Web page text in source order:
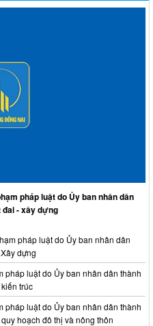
pháp luật do Ủy ban nhân dân
đai - xây dựng
pháp luật do Ủy ban nhân dân
dựng
pháp luật do Ủy ban nhân dân thành
trúc
pháp luật do Ủy ban nhân dân thành
hoạch đô thị và nông thôn